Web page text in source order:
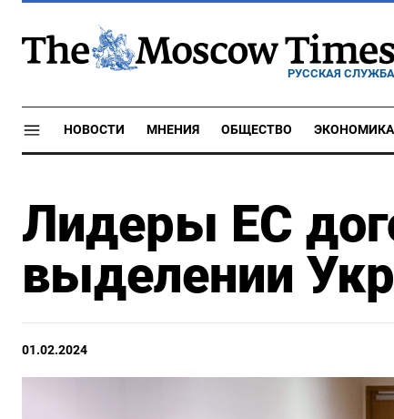
РУССКАЯ СЛУЖБА
НОВОСТИ МНЕНИЯ ОБЩЕСТВО ЭКОНОМИКА
Лидеры ЕС
выделении
01.02.2024